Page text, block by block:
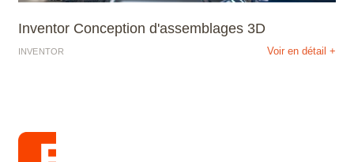
Inventor Conception d'assemblages 3D
INVENTOR Voir en détail +